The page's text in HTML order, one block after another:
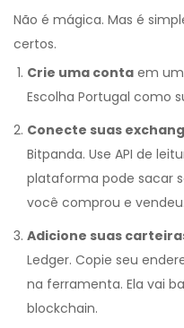
Não é mágica. Mas é
certos.
Crie uma conta em
Escolha Portugal como
Conecte suas
Bitpanda. Use API de
plataforma pode sacar
você comprou e vendeu.
Adicione suas
Ledger. Copie seu
na ferramenta. Ela vai
blockchain.